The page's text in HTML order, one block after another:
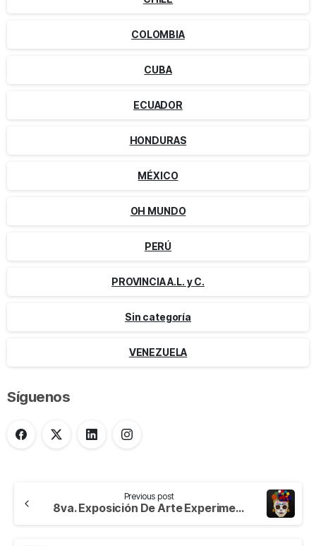
COLOMBIA
CUBA
ECUADOR
HONDURAS
MÉXICO
OH MUNDO
PERÚ
PROVINCIA A.L. y C.
Sin categoría
VENEZUELA
Síguenos
Previous post
8va. Exposición De Arte Experimental: Explorando La Evidencia Del Color